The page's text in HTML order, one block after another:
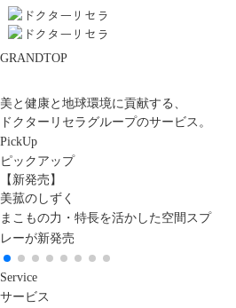
GRANDTOP
美と健康と地球環境に貢献する、
ドクターリセラグループのサービス。
PickUp
ピックアップ
【新発売】
美菰のしずく
まこもの力・特長を活かした空間スプ
レーが新発売
Service
サービス